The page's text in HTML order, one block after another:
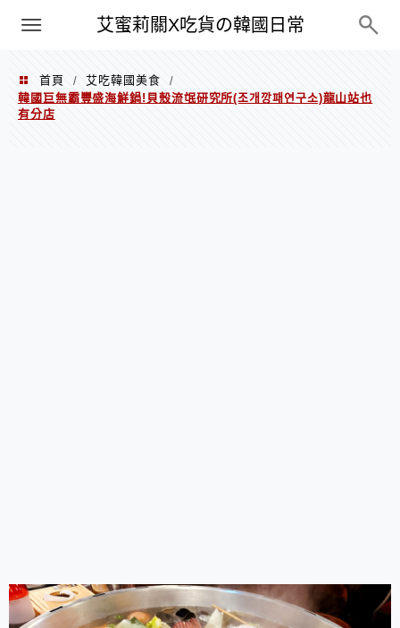
艾蜜莉關X吃貨の韓國日常
PXN
首頁 / 艾吃韓國美食
/
韓國巨無霸豐盛海鮮鍋!貝殼流氓研究所(조개깡패연구소)龍山站也
有分店